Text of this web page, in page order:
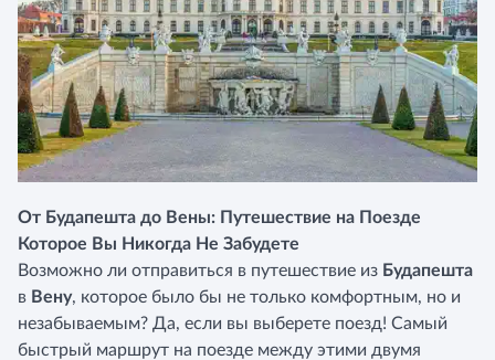
От Будапешта до Вены: Путешествие на Поезде
Которое Вы Никогда Не Забудете
Возможно ли отправиться в путешествие из Будапешта
в Вену, которое было бы не только комфортным, но и
незабываемым? Да, если вы выберете поезд! Самый
быстрый маршрут на поезде между этими двумя